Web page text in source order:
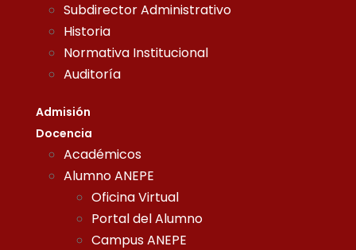
Subdirector Administrativo
Historia
Normativa Institucional
Auditoría
Admisión
Docencia
Académicos
Alumno ANEPE
Oficina Virtual
Portal del Alumno
Campus ANEPE